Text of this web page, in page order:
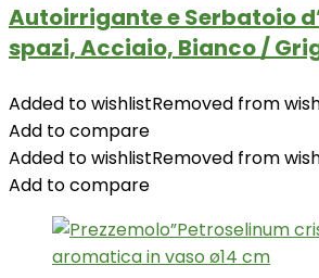
Autoirrigante e Serbatoio
spazi, Acciaio, Bianco /
Added to wishlistRemoved from
Add to compare
Added to wishlistRemoved from
Add to compare